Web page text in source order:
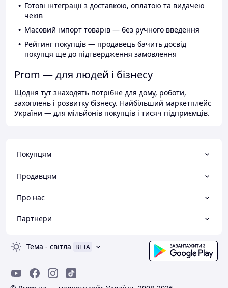
Готові інтеграції з доставкою, оплатою та видачею
чеків
Масовий імпорт товарів — без ручного введення
Рейтинг покупців — продавець бачить досвід
покупця ще до підтвердження замовлення
Prom — для людей і бізнесу
Щодня тут знаходять потрібне для дому, роботи,
захоплень і розвитку бізнесу. Найбільший маркетплейс
України — для мільйонів покупців і тисяч підприємців.
Покупцям
Продавцям
Про нас
Партнери
Тема - світла BETA